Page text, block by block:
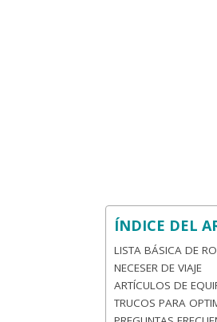
ÍNDICE DEL
LISTA BÁSICA DE
NECESER DE VIAJE
ARTÍCULOS DE
TRUCOS PARA